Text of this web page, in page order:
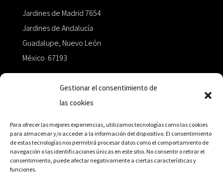
Gestionar el consentimiento de
las cookies
Para ofrecer las mejores experiencias, utilizamos tecnologías como las cookies
para almacenar y/o acceder a la información del dispositivo. El consentimiento
de estas tecnologías nos permitirá procesar datos como el comportamiento de
navegación o las identificaciones únicas en este sitio. No consentir o retirar el
consentimiento, puede afectar negativamente a ciertas características y
funciones.
Jardines de Madrid 7654
Jardines de Andalucía
Guadalupe, Nuevo León
México 67193
+52 811.499.5638
RED DE DISTRIBUCIÓN